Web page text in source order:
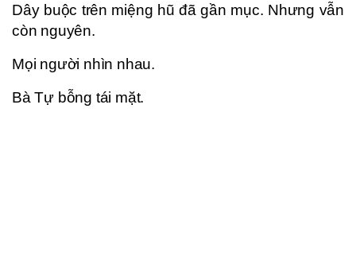
Dây buộc trên miệng hũ đã gần mục. Nhưng vẫn
còn nguyên.
Mọi người nhìn nhau.
Bà Tự bỗng tái mặt.